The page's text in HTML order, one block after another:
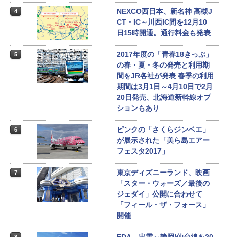
4
NEXCO西日本、新名神 高槻J
CT・IC～川西IC間を12月10
日15時開通。通行料金も発表
5
2017年度の「青春18きっぷ」
の春・夏・冬の発売と利用期
間をJR各社が発表 春季の利用
期間は3月1日～4月10日で2月
20日発売、北海道新幹線オプ
ションもあり
6
ピンクの「さくらジンベエ」
が展示された「美ら島エアー
フェスタ2017」
7
東京ディズニーランド、映画
「スター・ウォーズ／最後の
ジェダイ」公開に合わせて
「フィール・ザ・フォース」
開催